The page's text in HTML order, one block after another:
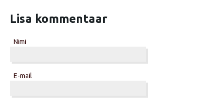
Lisa kommentaar
Nimi
E-mail